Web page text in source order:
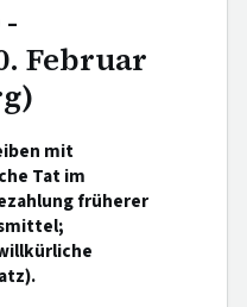
Februar
mit
Tat im
früherer